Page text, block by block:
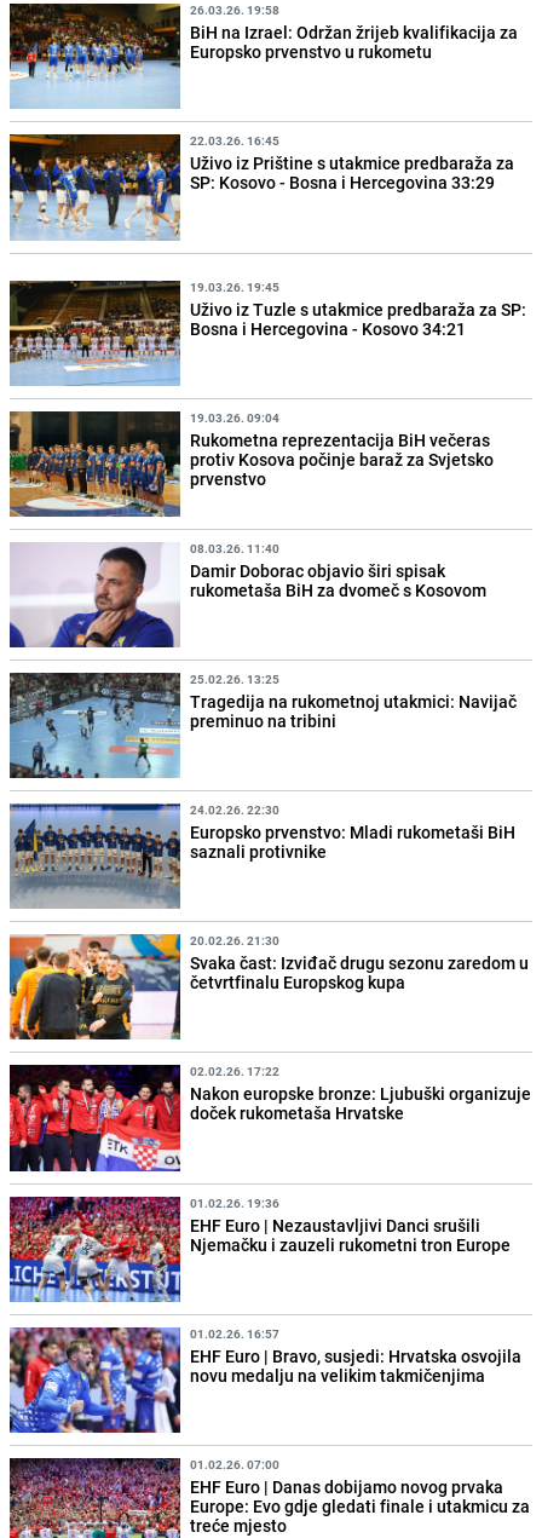
26.03.26. 19:58
BiH na Izrael: Održan žrijeb kvalifikacija za
Europsko prvenstvo u rukometu
22.03.26. 16:45
Uživo iz Prištine s utakmice predbaraža za
SP: Kosovo - Bosna i Hercegovina 33:29
19.03.26. 19:45
Uživo iz Tuzle s utakmice predbaraža za SP:
Bosna i Hercegovina - Kosovo 34:21
19.03.26. 09:04
Rukometna reprezentacija BiH večeras
protiv Kosova počinje baraž za Svjetsko
prvenstvo
08.03.26. 11:40
Damir Doborac objavio širi spisak
rukometaša BiH za dvomeč s Kosovom
25.02.26. 13:25
Tragedija na rukometnoj utakmici: Navijač
preminuo na tribini
24.02.26. 22:30
Europsko prvenstvo: Mladi rukometaši BiH
saznali protivnike
20.02.26. 21:30
Svaka čast: Izviđač drugu sezonu zaredom u
četvrtfinalu Europskog kupa
02.02.26. 17:22
Nakon europske bronze: Ljubuški organizuje
doček rukometaša Hrvatske
01.02.26. 19:36
EHF Euro | Nezaustavljivi Danci srušili
Njemačku i zauzeli rukometni tron Europe
01.02.26. 16:57
EHF Euro | Bravo, susjedi: Hrvatska osvojila
novu medalju na velikim takmičenjima
01.02.26. 07:00
EHF Euro | Danas dobijamo novog prvaka
Europe: Evo gdje gledati finale i utakmicu za
treće mjesto